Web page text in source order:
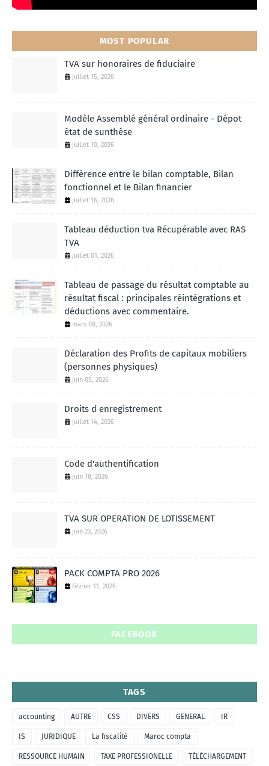
MOST POPULAR
TVA sur honoraires de fiduciaire
juillet 15, 2026
Modèle Assemblé général ordinaire - Dépot
état de sunthése
juillet 10, 2026
Différence entre le bilan comptable, Bilan
fonctionnel et le Bilan financier
juillet 16, 2026
Tableau déduction tva Récupérable avec RAS
TVA
juillet 01, 2026
Tableau de passage du résultat comptable au
résultat fiscal : principales réintégrations et
déductions avec commentaire.
mars 08, 2026
Déclaration des Profits de capitaux mobiliers
(personnes physiques)
juin 05, 2026
Droits d enregistrement
juillet 14, 2026
Code d'authentification
juin 18, 2026
TVA SUR OPERATION DE LOTISSEMENT
juin 23, 2026
PACK COMPTA PRO 2026
février 11, 2026
FACEBOOK
TAGS
accounting AUTRE CSS DIVERS GENERAL IR
IS JURIDIQUE La fiscalité Maroc compta
RESSOURCE HUMAIN TAXE PROFESSIONELLE TÉLÉCHARGEMENT